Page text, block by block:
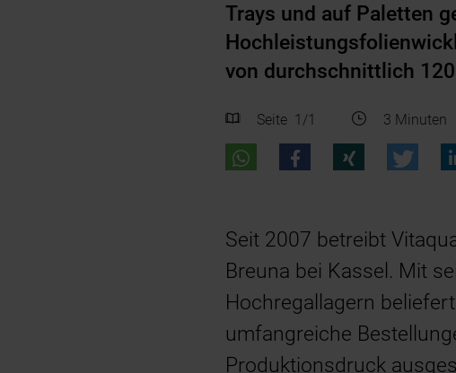
Trays und auf Paletten
von durchschnittlich
Seite 1 /1 3 Minuten
Seit 2007 betreibt
Breuna bei Kassel. Mit
Hochregallagern
umfangreiche
Produktionsdruck